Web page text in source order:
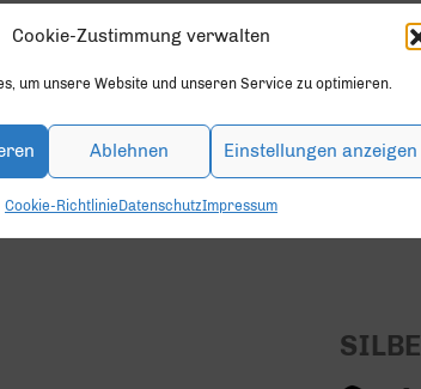
Cookie-Zustimmung verwalten
um unsere Website und unseren Service zu optimieren.
Ablehnen Einstellungen anzeigen
Cookie-RichtlinieDatenschutzImpressum